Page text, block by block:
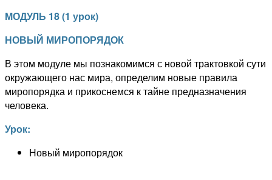
МОДУЛЬ 18(1 урок)
НОВЫЙ МИРОПОРЯДОК
В этом модуле мы познакомимся с новой трактовкой сути
окружающего нас мира, определим новые правила
миропорядка и прикоснемся к тайне предназначения
человека.
Урок:
Новый миропорядок